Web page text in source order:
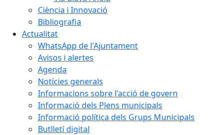
Ciència i Innovació
Bibliografia
Actualitat
WhatsApp de l'Ajuntament
Avisos i alertes
Agenda
Notícies generals
Informacions sobre l'acció de govern
Informació dels Plens municipals
Informació política dels Grups Municipals
Butlletí digital